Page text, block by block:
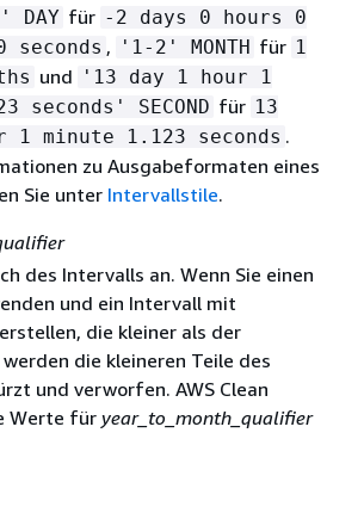
DAY für -2 days 0 hours 0
seconds , '1-2' MONTH für 1
und
'13 day 1 hour 1
seconds' SECOND für 13
1 minute 1.123 seconds .
zu Ausgabeformaten eines
Sie unter Intervallstile.
des Intervalls an. Wenn Sie einen
und ein Intervall mit
die kleiner als der
die kleineren Teile des
und verworfen. AWS Clean
Werte für year_to_month_qualifier